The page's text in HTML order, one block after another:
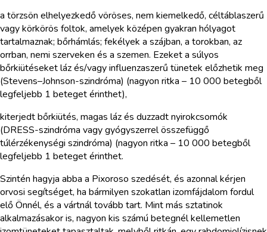
a törzsön elhelyezkedő vöröses, nem kiemelkedő, céltáblaszerű
vagy körkörös foltok, amelyek középen gyakran hólyagot
tartalmaznak; bőrhámlás; fekélyek a szájban, a torokban, az
orrban, nemi szerveken és a szemen. Ezeket a súlyos
bőrkiütéseket láz és/vagy influenzaszerű tünetek előzhetik meg
(Stevens–Johnson-szindróma) (nagyon ritka – 10 000 betegből
legfeljebb 1 beteget érinthet),
kiterjedt bőrkiütés, magas láz és duzzadt nyirokcsomók
(DRESS-szindróma vagy gyógyszerrel összefüggő
túlérzékenységi szindróma) (nagyon ritka – 10 000 betegből
legfeljebb 1 beteget érinthet.
Szintén hagyja abba a Pixoroso szedését, és azonnal kérjen
orvosi segítséget, ha bármilyen szokatlan izomfájdalom fordul
elő Önnél, és a vártnál tovább tart. Mint más sztatinok
alkalmazásakor is, nagyon kis számú betegnél kellemetlen